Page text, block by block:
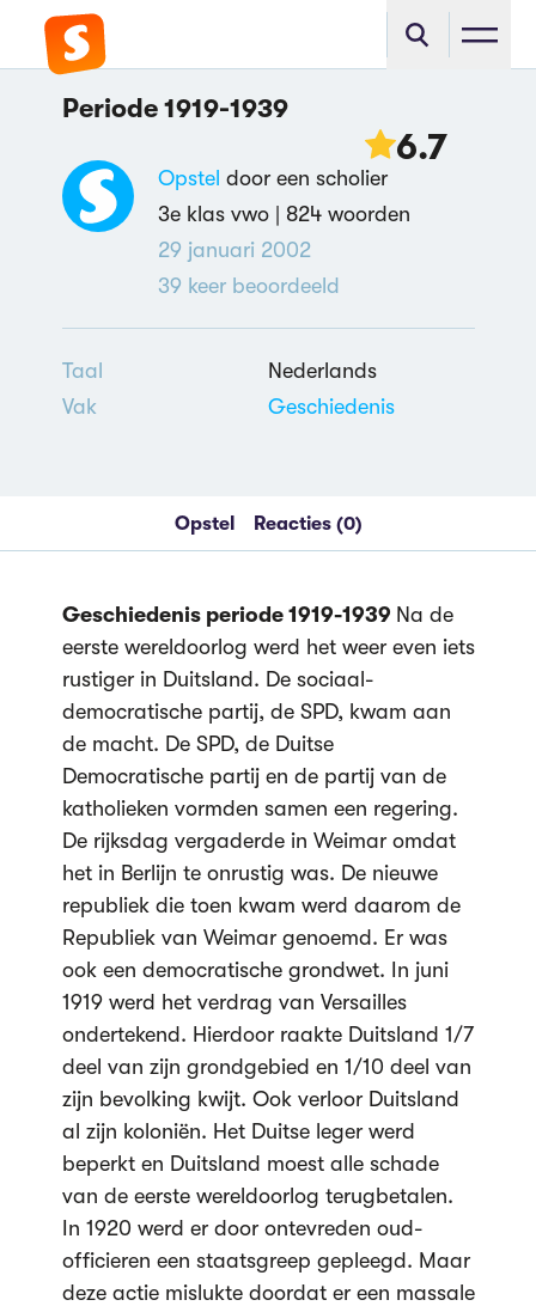
Periode 1919-1939
6.7
Opstel door een scholier
3e klas vwo | 824 woorden
29 januari 2002
39 keer beoordeeld
Taal
Nederlands
Vak
Geschiedenis
Opstel Reacties (0)
Geschiedenis periode 1919-1939 Na de
eerste wereldoorlog werd het weer even iets
rustiger in Duitsland. De sociaal-
democratische partij, de SPD, kwam aan
de macht. De SPD, de Duitse
Democratische partij en de partij van de
katholieken vormden samen een regering.
De rijksdag vergaderde in Weimar omdat
het in Berlijn te onrustig was. De nieuwe
republiek die toen kwam werd daarom de
Republiek van Weimar genoemd. Er was
ook een democratische grondwet. In juni
1919 werd het verdrag van Versailles
ondertekend. Hierdoor raakte Duitsland 1/7
deel van zijn grondgebied en 1/10 deel van
zijn bevolking kwijt. Ook verloor Duitsland
al zijn koloniën. Het Duitse leger werd
beperkt en Duitsland moest alle schade
van de eerste wereldoorlog terugbetalen.
In 1920 werd er door ontevreden oud-
officieren een staatsgreep gepleegd. Maar
deze actie mislukte doordat er een massale